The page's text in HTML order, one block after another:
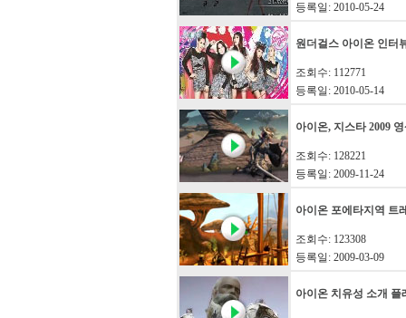
등록일: 2010-05-24
원더걸스 아이온 인터
조회수: 112771
등록일: 2010-05-14
아이온, 지스타 2009
조회수: 128221
등록일: 2009-11-24
아이온 포에타지역 트
조회수: 123308
등록일: 2009-03-09
아이온 치유성 소개 플